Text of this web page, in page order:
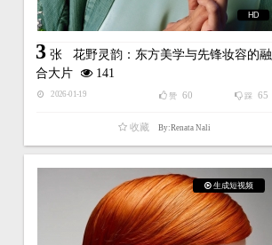
HD
3 张花野灵韵：东方美学与先锋妆容的融
合大片
141
2026-01-19 踩 65
赞 60
收藏 By:Renata Nali
生成短视频